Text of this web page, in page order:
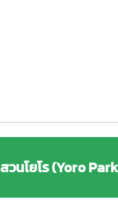
สวนโยโร (Yoro